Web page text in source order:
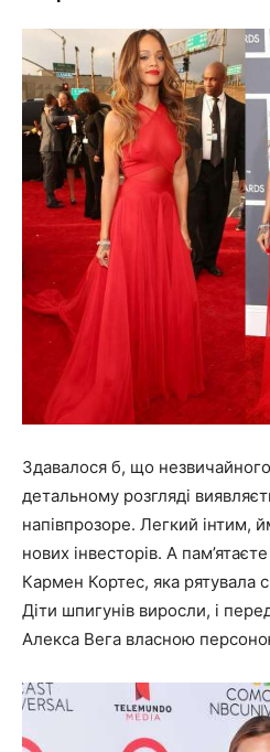
Здавалося б, що
детальному розгляді
напівпрозоре. Легкий інтим,
нових інвесторів. А
Кармен Кортес, яка рятувала
Діти шпигунів виросли, і
Алекса Вега власною